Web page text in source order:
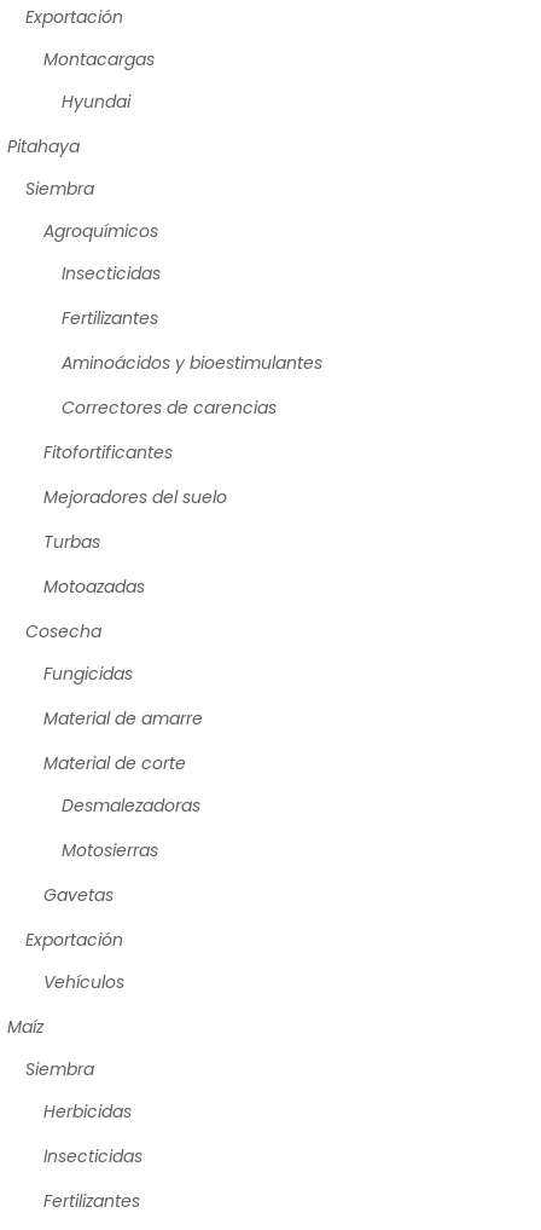
Exportación
Montacargas
Hyundai
Pitahaya
Siembra
Agroquímicos
Insecticidas
Fertilizantes
Aminoácidos y bioestimulantes
Correctores de carencias
Fitofortificantes
Mejoradores del suelo
Turbas
Motoazadas
Cosecha
Fungicidas
Material de amarre
Material de corte
Desmalezadoras
Motosierras
Gavetas
Exportación
Vehículos
Maíz
Siembra
Herbicidas
Insecticidas
Fertilizantes